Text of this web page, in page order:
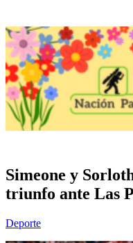
Simeone y
triunfo ante Las
Deporte